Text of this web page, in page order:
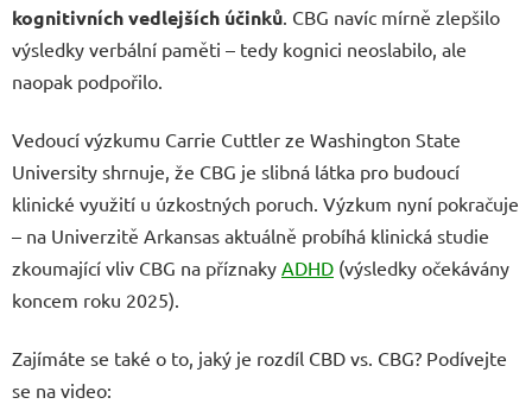
kognitivních vedlejších účinků. CBG navíc mírně zlepšilo
výsledky verbální paměti – tedy kognici neoslabilo, ale
naopak podpořilo.
Vedoucí výzkumu Carrie Cuttler ze Washington State
University shrnuje, že CBG je slibná látka pro budoucí
klinické využití u úzkostných poruch. Výzkum nyní pokračuje
– na Univerzitě Arkansas aktuálně probíhá klinická studie
zkoumající vliv CBG na příznaky ADHD (výsledky očekávány
koncem roku 2025).
Zajímáte se také o to, jaký je rozdíl CBD vs. CBG? Podívejte
se na video: